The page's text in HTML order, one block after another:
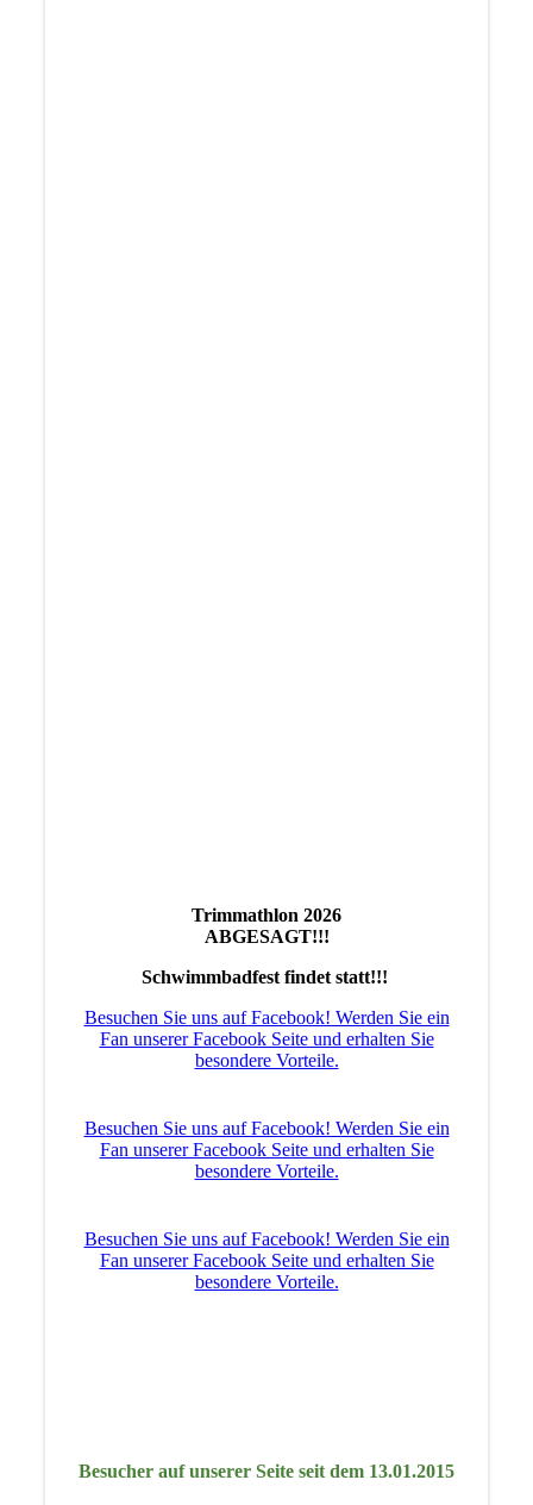
Trimmathlon 2026
ABGESAGT!!!
Schwimmbadfest findet statt!!!
Besuchen Sie uns auf Facebook! Werden Sie ein
Fan unserer Facebook Seite und erhalten Sie
besondere Vorteile.
Besuchen Sie uns auf Facebook! Werden Sie ein
Fan unserer Facebook Seite und erhalten Sie
besondere Vorteile.
Besuchen Sie uns auf Facebook! Werden Sie ein
Fan unserer Facebook Seite und erhalten Sie
besondere Vorteile.
Besucher auf unserer Seite seit dem 13.01.2015